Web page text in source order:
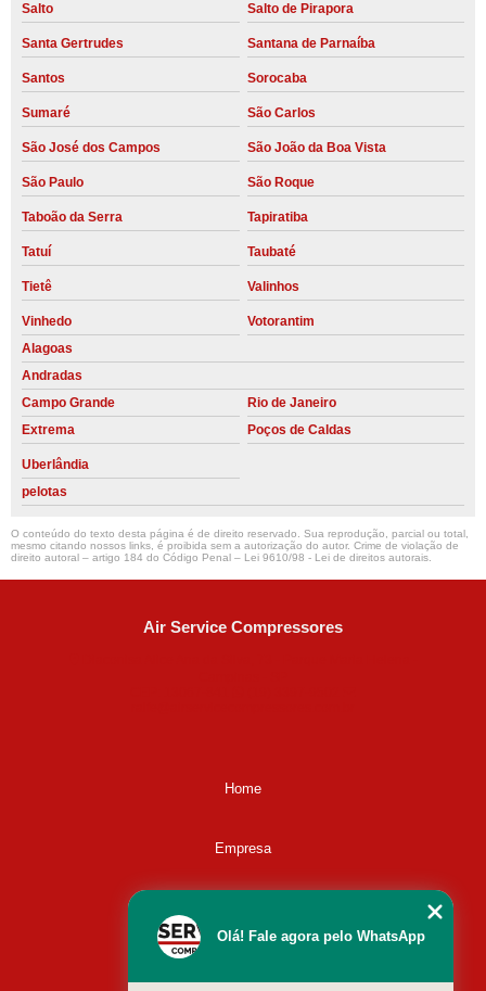
Salto Salto de Pirapora
Santa Gertrudes Santana de Parnaíba
Santos Sorocaba
Sumaré São Carlos
São José dos Campos São João da Boa Vista
São Paulo São Roque
Taboão da Serra Tapiratiba
Tatuí Taubaté
Tietê Valinhos
Vinhedo
Votorantim
Alagoas
Andradas
Campo Grande
Rio de Janeiro
Extrema
Poços de Caldas
Uberlândia
pelotas
O conteúdo do texto desta página é de direito reservado. Sua reprodução, parcial ou total,
mesmo citando nossos links, é proibida sem a autorização do autor. Crime de violação de
direito autoral – artigo 184 do Código Penal – Lei 9610/98 - Lei de direitos autorais.
Air Service Compressores
Home
Empresa
Olá! Fale agora pelo WhatsApp